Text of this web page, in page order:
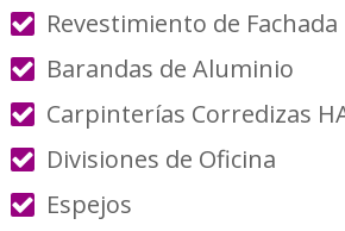
Revestimiento de
Barandas de Aluminio
Carpinterías Corredizas
Divisiones de Oficina
Espejos